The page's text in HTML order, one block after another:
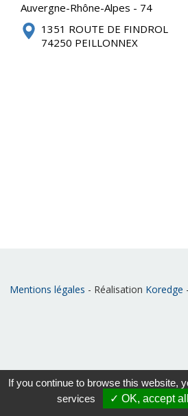
Auvergne-Rhône-Alpes - 74
1351 ROUTE DE FINDROL
74250 PEILLONNEX
Mentions légales - Réalisation Koredge -
If you continue to browse this website,
services
✓ OK, accept all